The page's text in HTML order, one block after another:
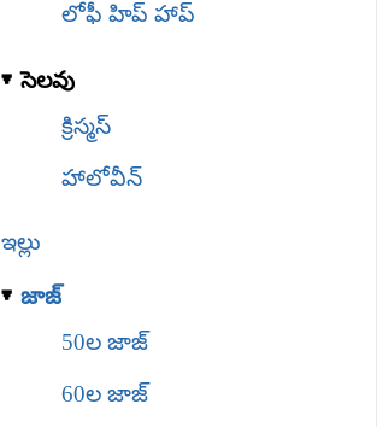
లోఫీ హిప్ హాప్
సెలవు
క్రిస్మస్
హాలోవీన్
ఇల్లు
జాజ్
50ల జాజ్
60ల జాజ్